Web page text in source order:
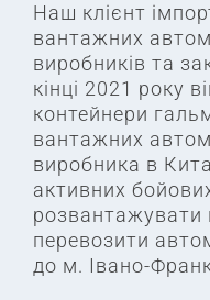
Наш клієнт
вантажних
виробників та
кінці 2021 року
контейнери
вантажних
виробника в
активних
розвантажувати
перевозити
до м. Івано-